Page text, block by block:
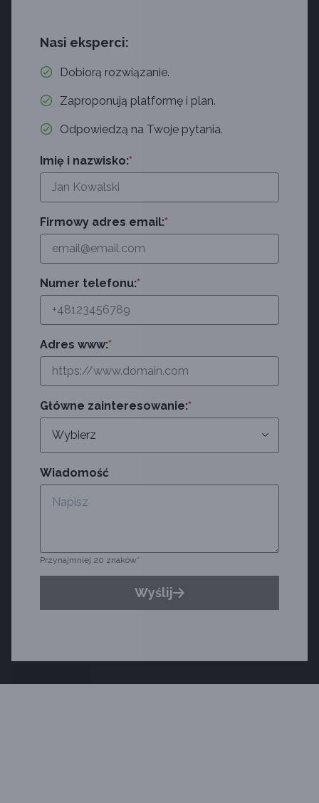
Nasi eksperci:
Dobiorą rozwiązanie.
Zaproponują platformę i plan.
Odpowiedzą na Twoje pytania.
Imię i nazwisko:*
Firmowy adres email:*
Numer telefonu:*
Adres www:*
Główne zainteresowanie:*
Wiadomość
Przynajmniej 20 znaków*
Wyślij